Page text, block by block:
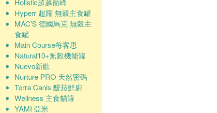
Holistic超越巔峰
Hyperr 超躍 無穀主食罐
MAC'S 德國馬克 無穀主
食罐
Main Course每客思
Natural10+無榖機能罐
Nuevo新歡
Nurture PRO 天然密碼
Terra Canis 醍菈鮮廚
Wellness 主食貓罐
YAMI 亞米